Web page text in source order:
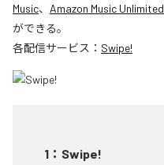
Music、 Amazon Music Unlimited
ができる。
各配信サービス： Swipe!
1 ： Swipe!